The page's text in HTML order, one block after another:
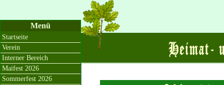
Menü
Startseite
Verein
Interner Bereich
Maifest 2026
Sommerfest 2026